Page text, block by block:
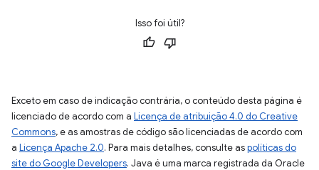
Isso foi útil?
Exceto em caso de indicação contrária, o conteúdo desta página é
licenciado de acordo com a Licença de atribuição 4.0 do Creative
Commons, e as amostras de código são licenciadas de acordo com
a Licença Apache 2.0. Para mais detalhes, consulte aspolíticas do
site do Google Developers. Java é uma marca registrada da Oracle